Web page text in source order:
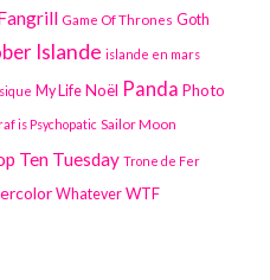
Game Of Thrones Goth
Islande islande en mars
My Life Noël Panda Photo
is Psychopatic Sailor Moon
Ten Tuesday Trone de Fer
Whatever WTF